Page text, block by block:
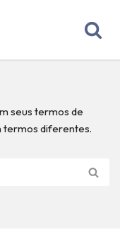
seus termos de
termos diferentes.